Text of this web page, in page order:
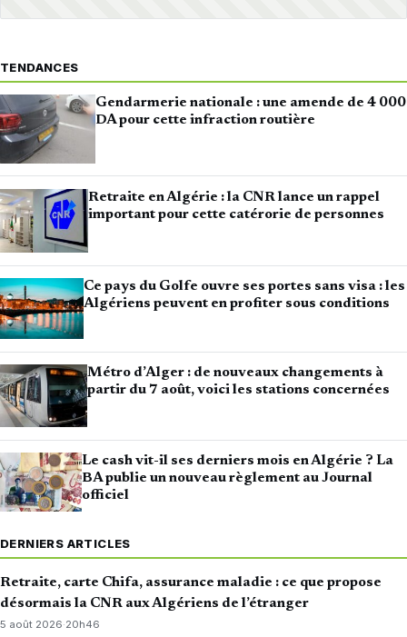
TENDANCES
Gendarmerie nationale : une amende de 4 000
DA pour cette infraction routière
Retraite en Algérie : la CNR lance un rappel
important pour cette catérorie de personnes
Ce pays du Golfe ouvre ses portes sans visa : les
Algériens peuvent en profiter sous conditions
Métro d’Alger : de nouveaux changements à
partir du 7 août, voici les stations concernées
Le cash vit-il ses derniers mois en Algérie ? La
BA publie un nouveau règlement au Journal
officiel
DERNIERS ARTICLES
Retraite, carte Chifa, assurance maladie : ce que propose
désormais la CNR aux Algériens de l’étranger
5 août 2026·20h46